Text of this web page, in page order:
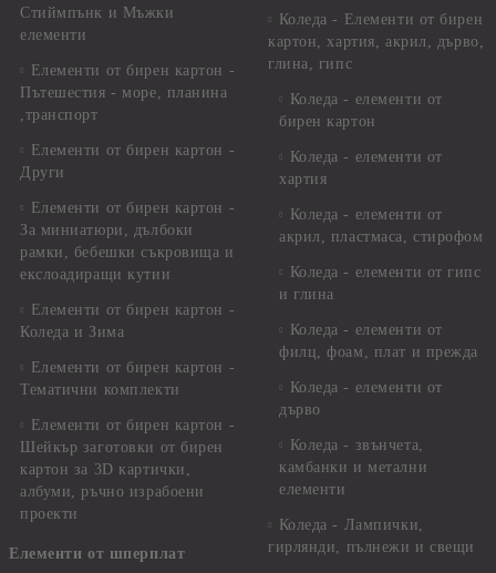
Стиймпънк и Мъжки
елементи
Елементи от бирен картон -
Пътешестия - море, планина
,транспорт
Елементи от бирен картон -
Други
Елементи от бирен картон -
За миниатюри, дълбоки
рамки, бебешки съкровища и
екслоадиращи кутии
Елементи от бирен картон -
Коледа и Зима
Елементи от бирен картон -
Тематични комплекти
Елементи от бирен картон -
Шейкър заготовки от бирен
картон за 3D картички,
албуми, ръчно израбоени
проекти
Елементи от шперплат
Коледа - Eлементи от бирен
картон, хартия, акрил, дърво,
глина, гипс
Коледа - елементи от
бирен картон
Коледа - елементи от
хартия
Коледа - елементи от
акрил, пластмаса, стирофом
Коледа - елементи от гипс
и глина
Коледа - елементи от
филц, фоам, плат и прежда
Коледа - елементи от
дърво
Коледа - звънчета,
камбанки и метални
елементи
Коледа - Лампички,
гирлянди, пълнежи и свещи